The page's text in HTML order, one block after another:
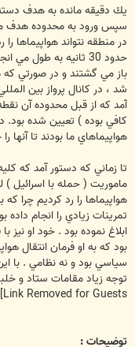
يك دقيقه مانده به هدف
سپس ورود به محدوده هدف
در منطقه نتواند هواپيماها
حدود 30 ثانيه به
باز مي گشتند و در صورتي
شد ، در كانال پرواز بين
آمد كه از قبل محدوده آن
كافي بوده ) تعيين شده بود.
هواپيماهاي ما بودند تا آنها
تا زماني كه دستور آمد كه
ماموريت ( حمله با اسرائيل )
هواپيماها را رد كرديم چرا
تمرينات زيادي را انجام داده
ابلاغ نموده بود . خود او نيز
بود كه به او فرمان انتقال
سياسي بود و نه نظامي . با
توجه زياد مقامات ستاد و
Link Removed for Guests]
توضيحات :